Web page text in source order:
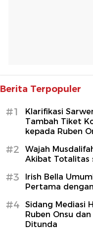
Berita Terpopuler
#1
Klarifikasi
Tambah Tiket
kepada Ruben
#2
Wajah
Akibat Totalitas
#3
Irish Bella
Pertama
#4
Sidang Mediasi
Ruben Onsu
Ditunda